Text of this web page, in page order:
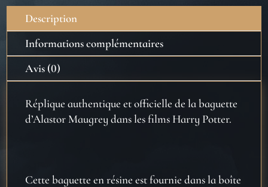
Fol
OeilDescription
Informations complémentaires
Avis (0)
Réplique authentique et officielle de la baguette
d’Alastor Maugrey dans les films Harry Potter.
Cette baguette en résine est fournie dans la boîte